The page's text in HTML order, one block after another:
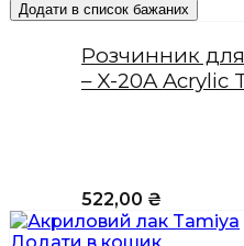
Додати в список бажаних
Розчинник
– X-20A Acrylic
522,00 ₴